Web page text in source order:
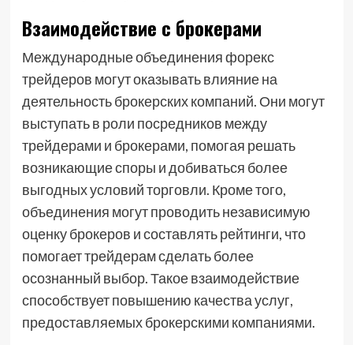
Взаимодействие с брокерами
Международные объединения форекс
трейдеров могут оказывать влияние на
деятельность брокерских компаний. Они могут
выступать в роли посредников между
трейдерами и брокерами, помогая решать
возникающие споры и добиваться более
выгодных условий торговли. Кроме того,
объединения могут проводить независимую
оценку брокеров и составлять рейтинги, что
помогает трейдерам сделать более
осознанный выбор. Такое взаимодействие
способствует повышению качества услуг,
предоставляемых брокерскими компаниями.